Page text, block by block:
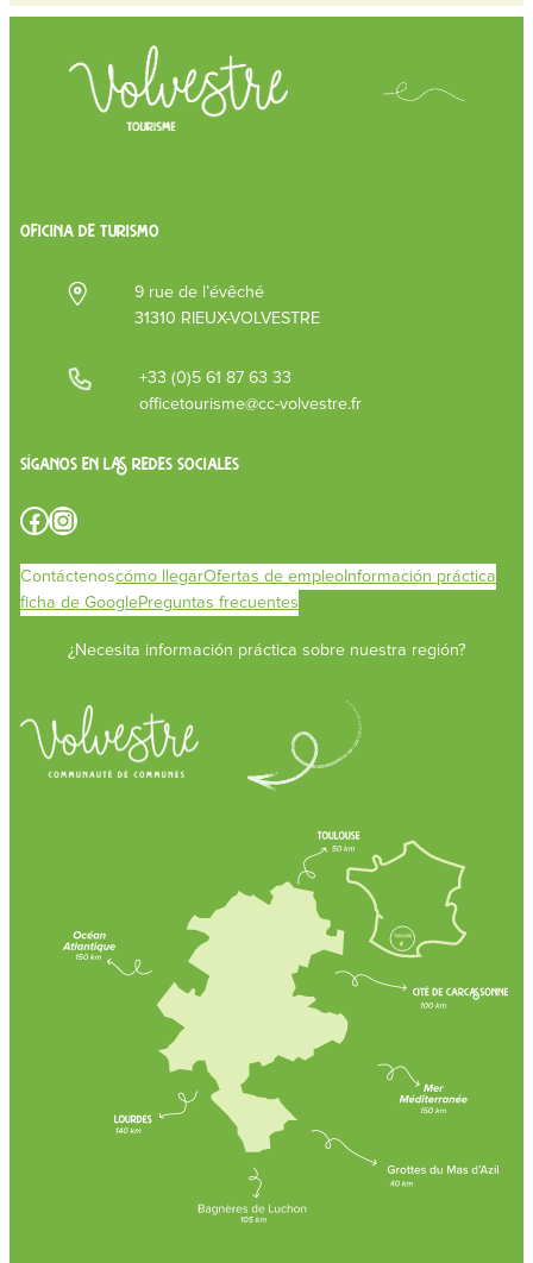
OFICINA DE TURISMO
9 rue de l’évêché
31310 RIEUX-VOLVESTRE
+33 (0)5 61 87 63 33
officetourisme@cc-volvestre.fr
Síganos en las redes sociales
Facebook Instagram
Contáctenoscómo llegarOfertas de empleoInformación práctica
ficha de GooglePreguntas frecuentes
¿Necesita información práctica sobre nuestra región?